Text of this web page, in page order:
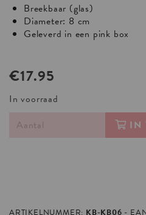
Breekbaar (glas)
Diameter: 8 cm
Geleverd in een pink box
€17.95
In voorraad
IN
ARTIKELNUMMER: KB-KB06